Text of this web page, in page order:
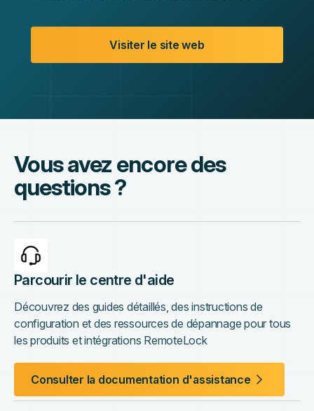
Visiter le site web
Vous avez encore des
questions ?
Parcourir le centre d'aide
Découvrez des guides détaillés, des instructions de
configuration et des ressources de dépannage pour tous
les produits et intégrations RemoteLock
Consulter la documentation d'assistance